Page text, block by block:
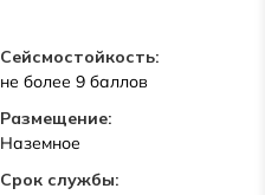
Сейсмостойкость:
не более 9 баллов
Размещение:
Наземное
Срок службы: